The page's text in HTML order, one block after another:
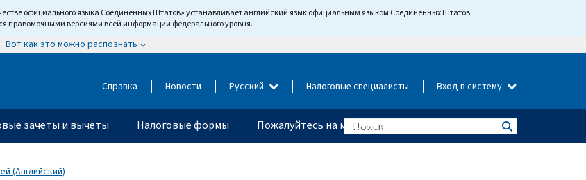
официального языка Соединенных Штатов» устанавливает английский язык официальным языком Соединенных Штатов.
правомочными версиями всей информации федерального уровня.
Вот как это можно распознать
Справка Новости Русский Налоговые специалисты Вход в систему
зачеты и вычеты Налоговые формы Пожалуйтесь на мошенничество
(Английский)